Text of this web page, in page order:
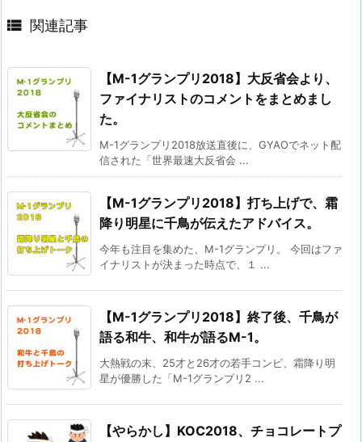
 関連記事
【M-1グランプリ2018】大反省会より、
ファイナリストのコメントをまとめまし
た。
M-1グランプリ2018放送直後に、GYAOでネット配
信された「世界最速大反省会 ...
【M-1グランプリ2018】打ち上げで、霜
降り明星に千鳥が伝えたアドバイス。
今年も注目を集めた、M-1グランプリ。 今回はファ
イナリストが決まった時点で、１ ...
【M-1グランプリ2018】終了後、千鳥が
語る和牛、和牛が語るM-1。
大熱戦の末、25才と26才の若手コンビ、霜降り明
星が優勝した「M-1グランプリ2 ...
【やらかし】KOC2018、チョコレートプ